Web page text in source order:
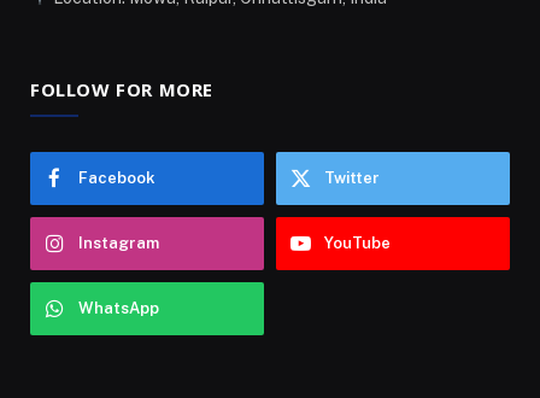
FOLLOW FOR MORE
Facebook Twitter
Instagram YouTube
WhatsApp